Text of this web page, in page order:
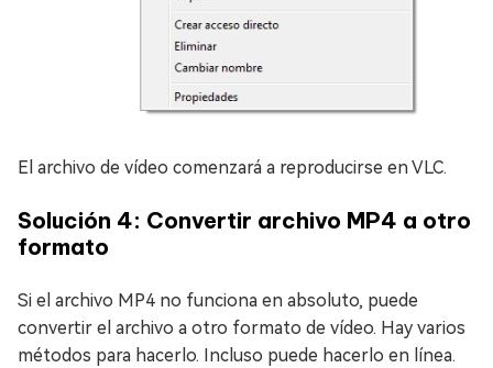
El archivo de vídeo comenzará a reproducirse en VLC.
Solución 4: Convertir archivo MP4 a otro
formato
Si el archivo MP4 no funciona en absoluto, puede
convertir el archivo a otro formato de vídeo. Hay varios
métodos para hacerlo. Incluso puede hacerlo en línea.